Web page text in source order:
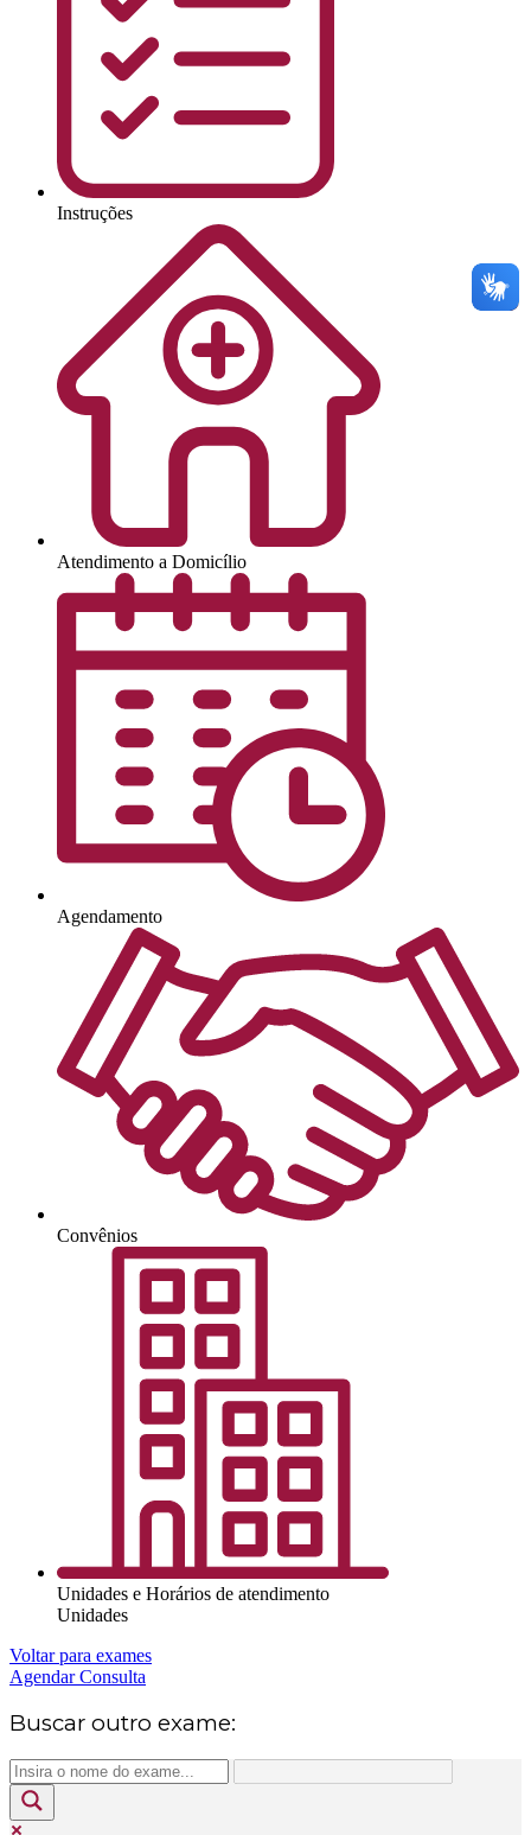
Instruções
Atendimento a Domicílio
Agendamento
Convênios
Unidades e Horários de atendimento
Unidades
Voltar para exames
Agendar Consulta
Buscar outro exame: